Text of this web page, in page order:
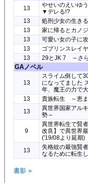
13
やせいのえいゆ
▼デレる!?
13
処刑少女の生
13
家に帰るとカノ
13
可愛い女の子に
13
ゴブリンスレイ
13
29とJK 7 ～さ
GAノベル
13
スライム倒して
になってました
年、魔王の力で
13 貴族転生 ～恵ま
13
異世界国家アル
勢～
9
異世界転生で賢
改良】で異世界
('19/08より延期)
13
失格紋の最強賢
なるために転生
書影 »